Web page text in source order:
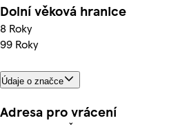
Dolní věková hranice
8 Roky
99 Roky
Údaje o značce
Adresa pro vrácení